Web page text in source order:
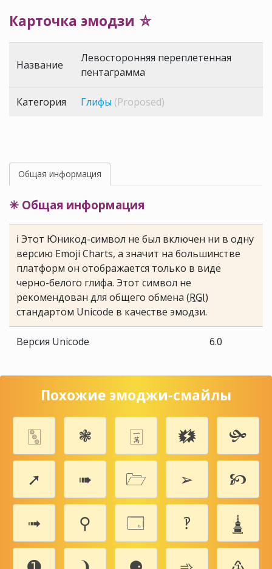
Карточка эмодзи ⛦
Название
Левосторонняя переплетенная
пентаграмма
Категория Глифы (Proposed)
Общая информация
✳ Общая информация
ℹ Этот Юникод-символ не был включен ни в одну
версию Emoji Charts, а значит на большинстве
платформ он отображается только в виде
черно-белого глифа. Этот символ не
рекомендован для общего обмена (RGI)
стандартом Unicode в качестве эмодзи.
Версия Unicode 6.0
Похожие эмоджи-смайлы
🀛 ❃ 🀇 🗱
🙟
➚
➠ 🗁 ➢
🙥
➟
⚲ 🗔 🙺
🛓